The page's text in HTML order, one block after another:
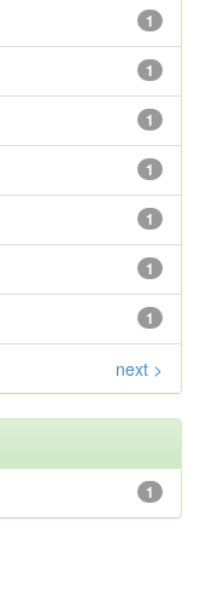
1
1
1
1
1
1
1
next >
1